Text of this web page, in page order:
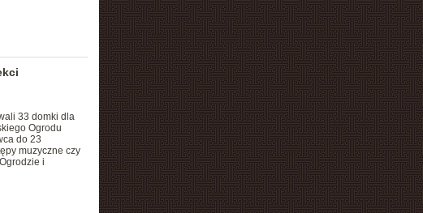
33 domki dla
Ogrodu
do 23
muzyczne czy
i